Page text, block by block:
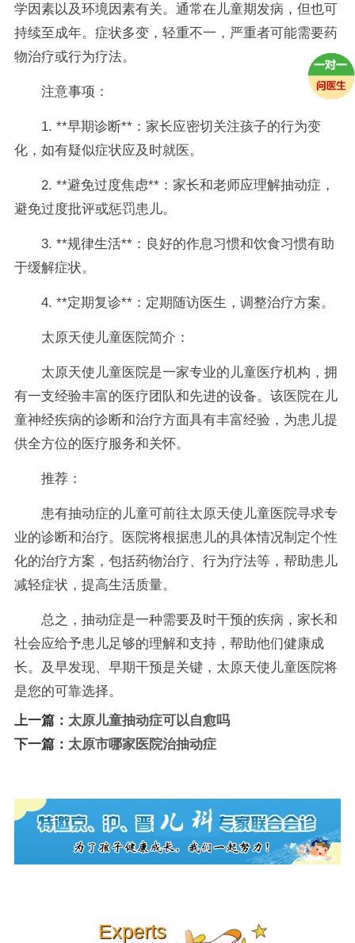
学因素以及环境因素有关。通常在儿童期发病，但也可
持续至成年。症状多变，轻重不一，严重者可能需要药
物治疗或行为疗法。
注意事项：
1. **早期诊断**：家长应密切关注孩子的行为变
化，如有疑似症状应及时就医。
2. **避免过度焦虑**：家长和老师应理解抽动症，
避免过度批评或惩罚患儿。
3. **规律生活**：良好的作息习惯和饮食习惯有助
于缓解症状。
4. **定期复诊**：定期随访医生，调整治疗方案。
太原天使儿童医院简介：
太原天使儿童医院是一家专业的儿童医疗机构，拥
有一支经验丰富的医疗团队和先进的设备。该医院在儿
童神经疾病的诊断和治疗方面具有丰富经验，为患儿提
供全方位的医疗服务和关怀。
推荐：
患有抽动症的儿童可前往太原天使儿童医院寻求专
业的诊断和治疗。医院将根据患儿的具体情况制定个性
化的治疗方案，包括药物治疗、行为疗法等，帮助患儿
减轻症状，提高生活质量。
总之，抽动症是一种需要及时干预的疾病，家长和
社会应给予患儿足够的理解和支持，帮助他们健康成
长。及早发现、早期干预是关键，太原天使儿童医院将
是您的可靠选择。
上一篇： 太原儿童抽动症可以自愈吗
下一篇： 太原市哪家医院治抽动症
Experts